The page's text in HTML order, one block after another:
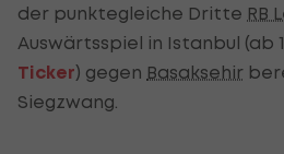
der punktegleiche Dritte RB
Auswärtsspiel in Istanbul (ab
Ticker) gegen Basaksehir
Siegzwang.